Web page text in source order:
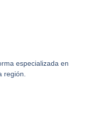
especializada en
región.